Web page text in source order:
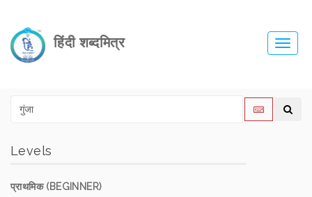
हिंदी शब्दमित्र
Levels
प्राथमिक (BEGINNER)